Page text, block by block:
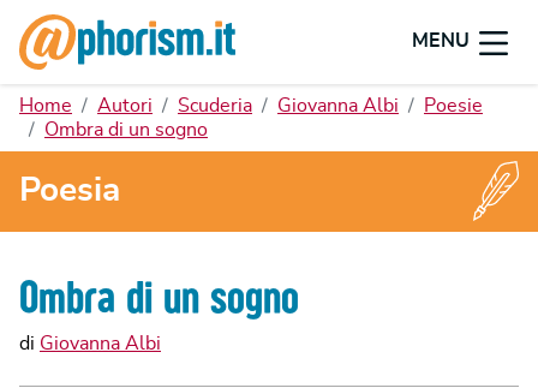
MENU
Home Autori Scuderia Giovanna Albi
Poesie
Ombra di un sogno
Poesia
Ombra di un sogno
di Giovanna Albi